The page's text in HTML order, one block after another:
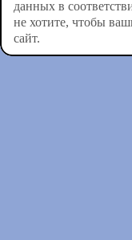
данных в
не хотите, чтобы
сайт.